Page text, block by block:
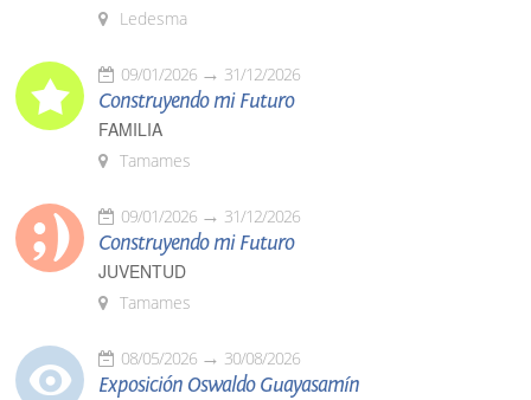
Ledesma
09/01/2026 31/12/2026
Construyendo mi Futuro
FAMILIA
Tamames
09/01/2026 31/12/2026
Construyendo mi Futuro
JUVENTUD
Tamames
08/05/2026 30/08/2026
Exposición Oswaldo Guayasamín